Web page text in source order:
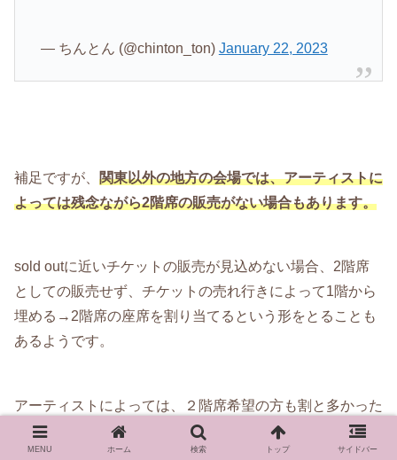
— ちんとん (@chinton_ton) January 22, 2023
補足ですが、 関東以外の地方の会場では、アーティストに
よっては残念ながら2階席の販売がない場合もあります。
sold outに近いチケットの販売が見込めない場合、2階席
としての販売せず、チケットの売れ行きによって1階から
埋める→2階席の座席を割り当てるという形をとることも
あるようです。
アーティストによっては、２階席希望の方も割と多かった
りしますが、「2階席が販売されるのを待っていたら、最
後まで2階席としてのチケットが出てこなかった…」「そ
MENU ホーム 検索 トップ サイドバー